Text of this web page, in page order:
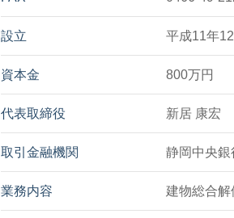
設立 平成11年
資本金 800万円
代表取締役 新居 康宏
取引金融機関 静岡中央
業務内容 建物総合